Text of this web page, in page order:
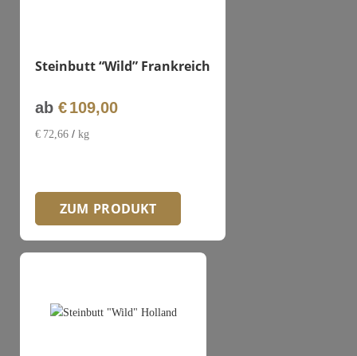
Steinbutt “Wild” Frankreich
ab €109,00
€ 72,66 / kg
ZUM PRODUKT